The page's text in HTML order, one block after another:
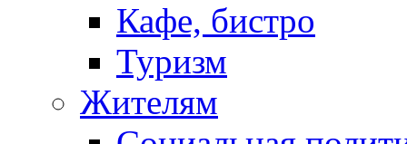
Кафе, бистро
Туризм
Жителям